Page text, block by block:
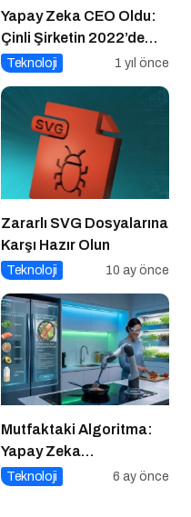
Yapay Zeka CEO Oldu:
Çinli Şirketin 2022’de
Attığı Adım Yeniden
Teknoloji 1 yıl önce
Zararlı SVG Dosyalarına
Karşı Hazır Olun
Teknoloji 10 ay önce
Mutfaktaki Algoritma:
Yapay Zeka
Gastronomiyi Nasıl
Teknoloji 6 ay önce